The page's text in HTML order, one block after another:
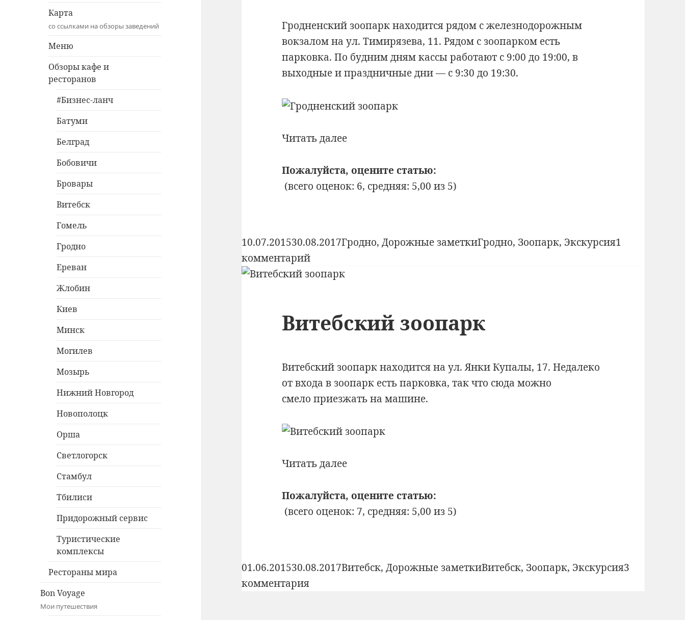
Карта
со ссылками на обзоры заведений
Меню
Обзоры кафе и
ресторанов
#Бизнес-ланч
Батуми
Белград
Бобовичи
Бровары
Витебск
Гомель
Гродно
Ереван
Жлобин
Киев
Минск
Могилев
Мозырь
Нижний Новгород
Новополоцк
Орша
Светлогорск
Стамбул
Тбилиси
Придорожный сервис
Туристические
комплексы
Рестораны мира
Bon Voyage
Мои путешествия
Гродненский зоопарк находится рядом с железнодорожным
вокзалом на ул. Тимирязева, 11. Рядом с зоопарком есть
парковка. По будним дням кассы работают с 9:00 до 19:00, в
выходные и праздничные дни — с 9:30 до 19:30.
Читать далееГродненский
Пожалуйста, оцените статью:
(всего оценок: 6, средняя: 5,00 из 5)
Опубликовано
10.07.201530.08.2017Рубрики
Гродно,Дорожные заметкиМетки
Гродно, Зоопарк, Экскурсия1
комментарийк
записи
Витебский зоопарк
Витебский зоопарк находится на ул. Янки Купалы, 17. Недалеко
от входа в зоопарк есть парковка, так что сюда можно
смело приезжать на машине.
Читать далееВитебский
Пожалуйста, оцените статью:
(всего оценок: 7, средняя: 5,00 из 5)
Опубликовано
01.06.201530.08.2017Рубрики
Витебск,Дорожные заметкиМетки
Витебск, Зоопарк, Экскурсия3
комментарияк